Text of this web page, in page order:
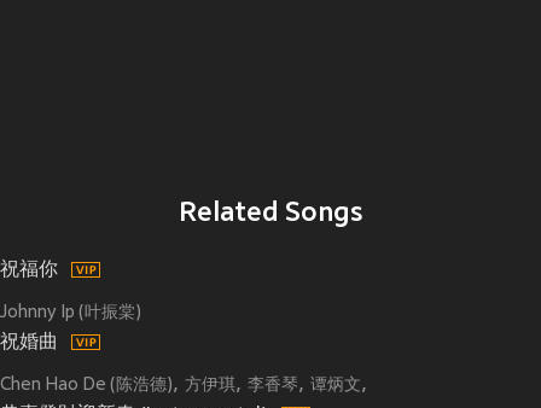
Related Songs
祝福你
Johnny Ip (叶振棠)
祝婚曲
Chen Hao De (陈浩德) 方伊琪 李香琴 谭炳文